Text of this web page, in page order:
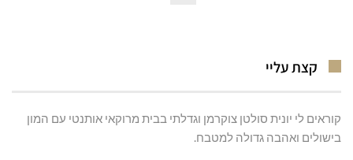
קצת עליי
קוראים לי יונית סולטן צוקרמן וגדלתי בבית מרוקאי אותנטי עם המון
בישולים ואהבה גדולה למטבח.